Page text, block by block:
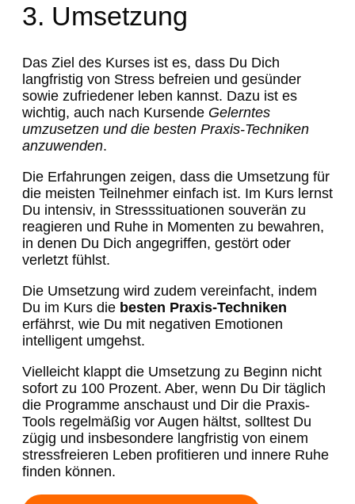
3. Umsetzung
Das Ziel des Kurses ist es, dass Du Dich
langfristig von Stress befreien und gesünder
sowie zufriedener leben kannst. Dazu ist es
wichtig, auch nach Kursende Gelerntes
umzusetzen und die besten Praxis-Techniken
anzuwenden.
Die Erfahrungen zeigen, dass die Umsetzung für
die meisten Teilnehmer einfach ist. Im Kurs lernst
Du intensiv, in Stresssituationen souverän zu
reagieren und Ruhe in Momenten zu bewahren,
in denen Du Dich angegriffen, gestört oder
verletzt fühlst.
Die Umsetzung wird zudem vereinfacht, indem
Du im Kurs die besten Praxis-Techniken
erfährst, wie Du mit negativen Emotionen
intelligent umgehst.
Vielleicht klappt die Umsetzung zu Beginn nicht
sofort zu 100 Prozent. Aber, wenn Du Dir täglich
die Programme anschaust und Dir die Praxis-
Tools regelmäßig vor Augen hältst, solltest Du
zügig und insbesondere langfristig von einem
stressfreieren Leben profitieren und innere Ruhe
finden können.